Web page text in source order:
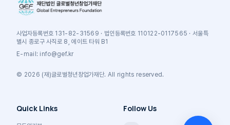
사업자등록번호 131-82-31569 · 법인등록번호 110122-0117565 · 서울특
별시 종로구 사직로 8, 에이트 타워 B1
E-mail: info@gef.kr
© 2026 (재)글로벌청년창업가재단. All rights reserved.
Quick Links Follow Us